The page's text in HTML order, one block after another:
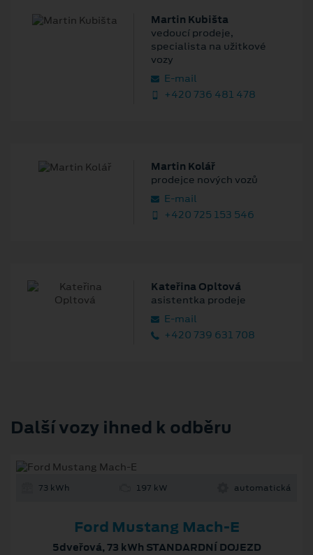
Martin Kubišta
vedoucí prodeje,
specialista na užitkové
vozy
E‑mail
+420 736 481 478
Martin Kolář
prodejce nových vozů
E‑mail
+420 725 153 546
Kateřina Opltová
asistentka prodeje
E‑mail
+420 739 631 708
Další vozy ihned k odběru
73 kWh 197 kW automatická
Ford Mustang Mach-E
5dveřová, 73 kWh STANDARDNÍ DOJEZD